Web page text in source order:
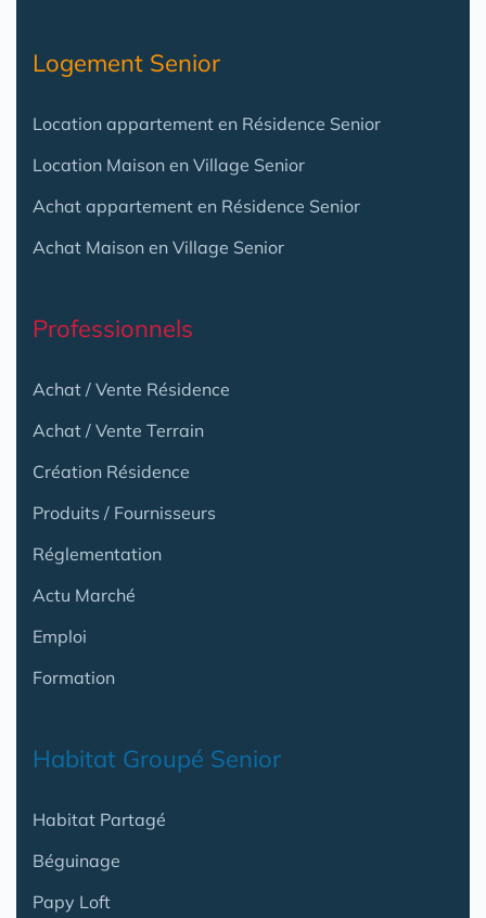
Logement Senior
Location appartement en Résidence Senior
Location Maison en Village Senior
Achat appartement en Résidence Senior
Achat Maison en Village Senior
Professionnels
Achat / Vente Résidence
Achat / Vente Terrain
Création Résidence
Produits / Fournisseurs
Réglementation
Actu Marché
Emploi
Formation
Habitat Groupé Senior
Habitat Partagé
Béguinage
Papy Loft